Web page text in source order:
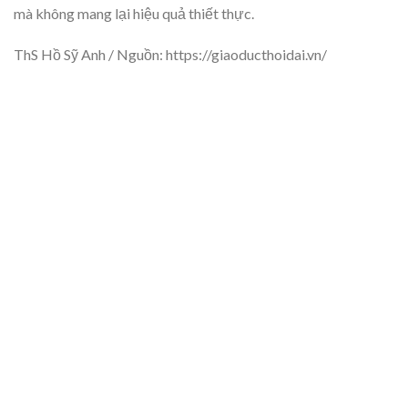
mà không mang lại hiệu quả thiết thực.
ThS Hồ Sỹ Anh / Nguồn: https://giaoducthoidai.vn/